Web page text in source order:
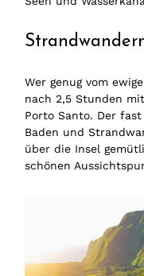
Wer genug vom
nach 2,5 Stunden
Porto Santo. Der
Baden und
über die Insel
schönen